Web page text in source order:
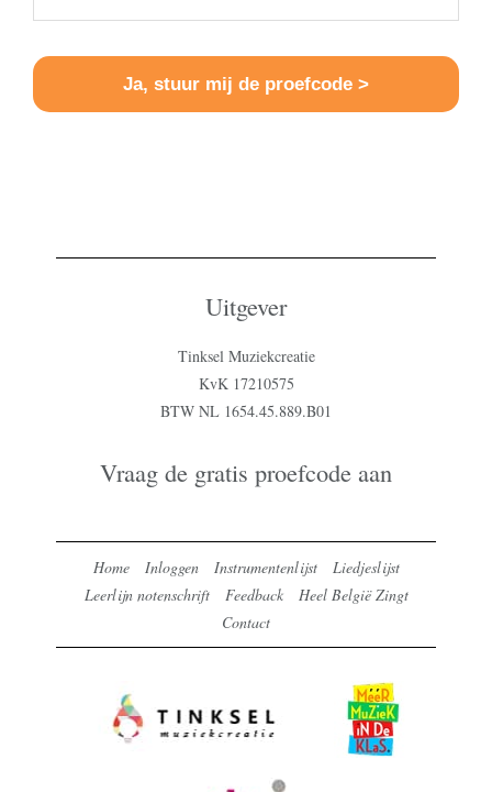
Uitgever
Tinksel Muziekcreatie
KvK 17210575
BTW NL 1654.45.889.B01
Vraag de gratis proefcode aan
Home Inloggen Instrumentenlijst
Liedjeslijst
Leerlijn notenschrift
Feedback
Heel België Zingt
Contact